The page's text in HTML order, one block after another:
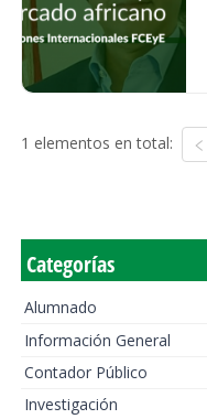
1 elementos en total:
Categorías
Alumnado
Información General
Contador Público
Investigación